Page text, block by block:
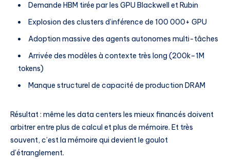
Demande HBM tirée par les GPU Blackwell et Rubin
Explosion des clusters d’inférence de 100 000+ GPU
Adoption massive des agents autonomes multi-tâches
Arrivée des modèles à contexte très long (200k–1M
tokens)
Manque structurel de capacité de production DRAM
Résultat : même les data centers les mieux financés doivent
arbitrer entre plus de calcul et plus de mémoire. Et très
souvent, c’est la mémoire qui devient le goulot
d’étranglement.